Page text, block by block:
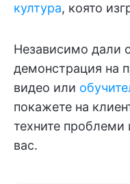
култура, която
Независимо дали
демонстрация на
видео или
покажете на
техните проблеми
вас.